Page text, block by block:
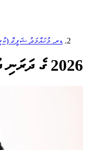
ޑރ. މުހައްމަދު ޝަފީގް
2026 ގެ ދަރަނި ދުރާލާ ދައްކަން އަންނަ އަހަރު 300 މިލިއަންގެ ލޯނެއް